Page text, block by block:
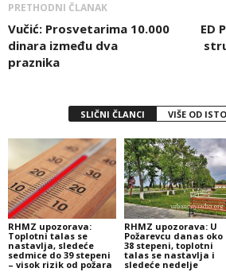
PRETHODNI ČLANAK
Vučić: Prosvetarima 10.000
dinara između dva
praznika
ED
SLIČNI ČLANCI VIŠE OD
RHMZ upozorava:
Toplotni talas se
nastavlja, sledeće
sedmice do 39 stepeni
– visok rizik od požara
RHMZ upozorava: U
Požarevcu danas oko
38 stepeni, toplotni
talas se nastavlja i
sledeće nedelje